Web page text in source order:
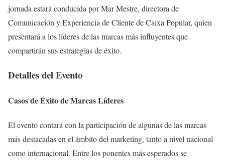
jornada estará conducida por Mar Mestre, directora de
Comunicación y Experiencia de Cliente de Caixa Popular, quien
presentará a los líderes de las marcas más influyentes que
compartirán sus estrategias de éxito.
Detalles del Evento
Casos de Éxito de Marcas Líderes
El evento contará con la participación de algunas de las marcas
más destacadas en el ámbito del marketing, tanto a nivel nacional
como internacional. Entre los ponentes más esperados se